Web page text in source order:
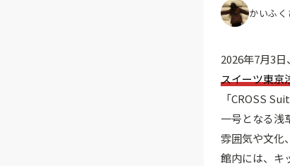
かいふく
2026年7月3
スイーツ東京
「CROSS
一号となる浅
雰囲気や文化
館内には、キ